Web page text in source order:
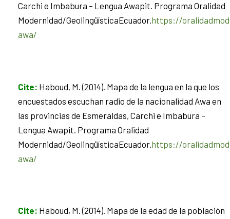
Carchi e Imbabura – Lengua Awapit. Programa Oralidad
Modernidad/GeolingüísticaEcuador.https://
awa/
Cite: Haboud, M. (2014). Mapa de la lengua en la que los
encuestados escuchan radio de la nacionalidad Awa en
las provincias de Esmeraldas, Carchi e Imbabura –
Lengua Awapit. Programa Oralidad
Modernidad/GeolingüísticaEcuador. https://
awa/
Cite: Haboud, M. (2014). Mapa de la edad de la población